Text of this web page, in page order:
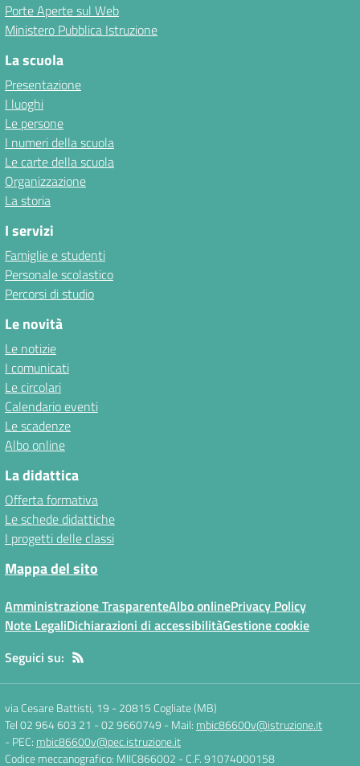
Porte Aperte sul Web
Ministero Pubblica Istruzione
La scuola
Presentazione
I luoghi
Le persone
I numeri della scuola
Le carte della scuola
Organizzazione
La storia
I servizi
Famiglie e studenti
Personale scolastico
Percorsi di studio
Le novità
Le notizie
I comunicati
Le circolari
Calendario eventi
Le scadenze
Albo online
La didattica
Offerta formativa
Le schede didattiche
I progetti delle classi
Mappa del sito
Amministrazione TrasparenteAlbo onlinePrivacy Policy
Note LegaliDichiarazioni di accessibilitàGestione cookie
Seguici su:
via Cesare Battisti, 19 - 20815 Cogliate (MB)
Tel 02 964 603 21 - 02 9660749 - Mail: mbic86600v@istruzione.it
- PEC: mbic86600v@pec.istruzione.it
Codice meccanografico: MIIC866002 - C.F. 91074000158